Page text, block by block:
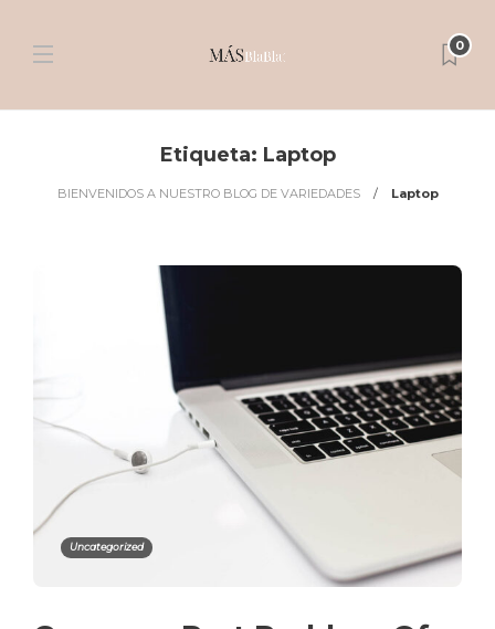
0
Etiqueta: Laptop
BIENVENIDOS A NUESTRO BLOG DE VARIEDADES Laptop
Uncategorized